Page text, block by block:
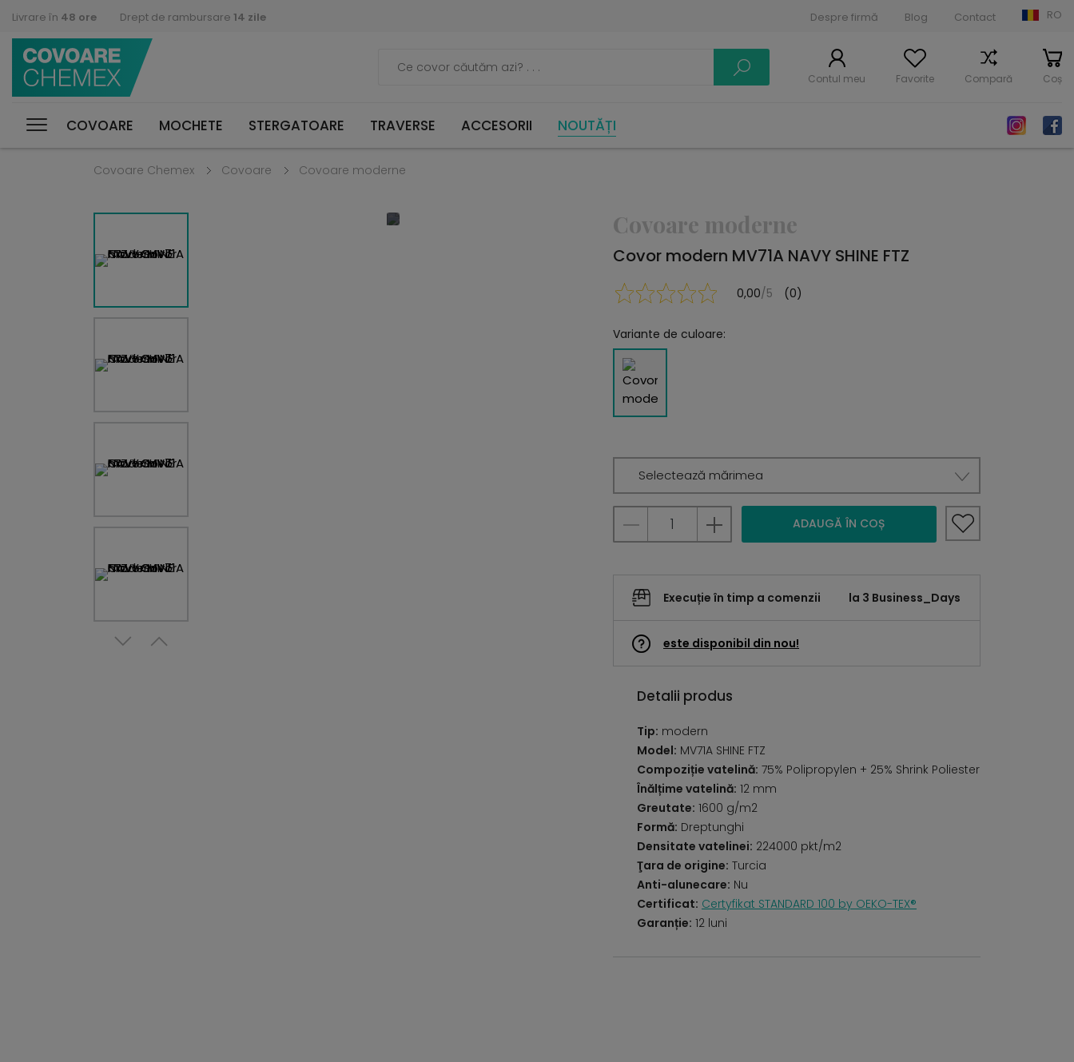
Livrare în 48 ore Drept de rambursare 14 zile Despre firmă Blog Contact RO
Contul meu Favorite Compară Coș
COVOARE MOCHETE STERGATOARE TRAVERSE ACCESORII NOUTĂȚI
Covoare Chemex Covoare Covoare moderne
Covoare moderne
Covor modern MV71A NAVY SHINE FTZ
0,00/5 (0)
Variante de culoare:
Selectează mărimea
ADAUGĂ ÎN COȘ
Execuție în timp a comenzii la 3 Business_Days
este disponibil din nou!
Detalii produs
Tip: modern
Model: MV71A SHINE FTZ
Compoziție vatelină: 75% Polipropylen + 25% Shrink Poliester
Înălțime vatelină: 12 mm
Greutate: 1600 g/m2
Formă: Dreptunghi
Densitate vatelinei: 224000 pkt/m2
Ţara de origine: Turcia
Anti-alunecare: Nu
Certificat: Certyfikat STANDARD 100 by OEKO-TEX®
Garanție: 12 luni